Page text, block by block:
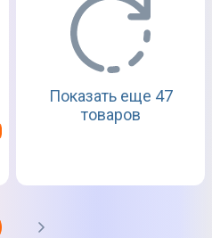
Показать еще 47
товаров